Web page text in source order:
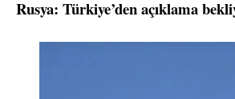
Rusya: Türkiye’den açıklama